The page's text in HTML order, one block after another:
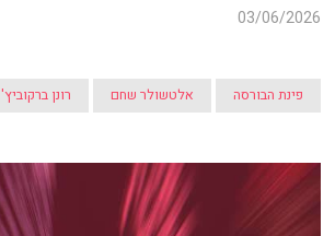
03/06/2026
פינת הבורסה אלטשולר שחם רונן ברקוביץ'